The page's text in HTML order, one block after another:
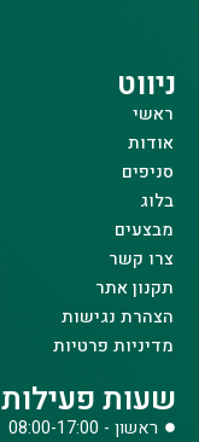
ניווט
ראשי
אודות
סניפים
בלוג
מבצעים
צרו קשר
תקנון אתר
הצהרת נגישות
מדיניות פרטיות
שעות פעילות
ראשון - 08:00-17:00